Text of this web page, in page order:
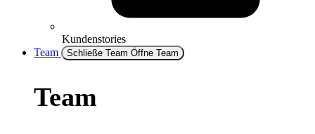
Kundenstories
Team
Schließe Team Öffne Team
Team